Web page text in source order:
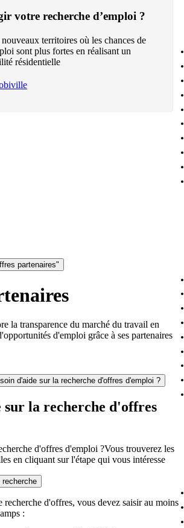
votre recherche d’emploi ?
territoires où les chances de
sont plus fortes en réalisant un
résidentielle
partenaires"
la transparence du marché du travail en
d'emploi grâce à ses partenaires
d'aide sur la recherche d'offres d'emploi ?
sur la recherche d'offres
d'offres d'emploi ?Vous trouverez les
en cliquant sur l'étape qui vous intéresse
recherche
recherche d'offres, vous devez saisir au moins
: